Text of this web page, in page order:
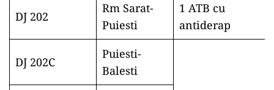
DJ 202
Rm Sarat-
Puiesti
1 ATB cu
antiderap
DJ 202C
Puiesti-
Balesti